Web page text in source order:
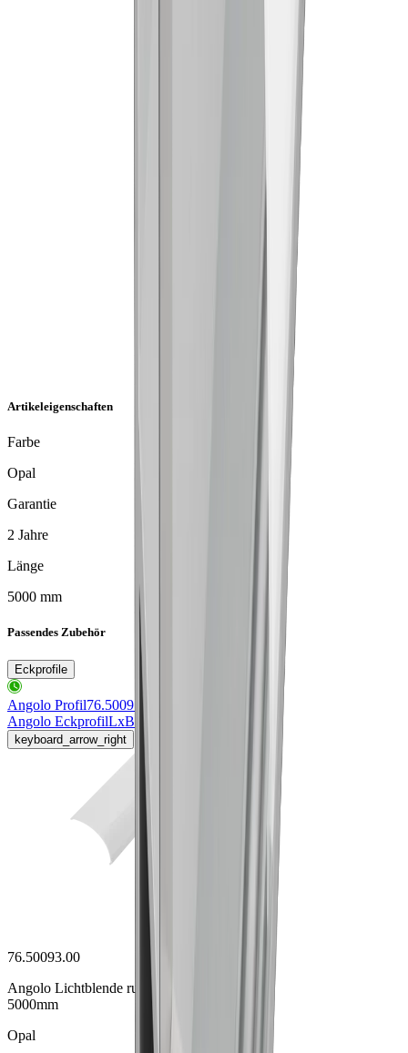
Artikeleigenschaften
Farbe
Opal
Garantie
2 Jahre
Länge
5000 mm
Passendes Zubehör
Eckprofile
Angolo Profil76.50091.50
Angolo EckprofilLxBxH 5000x30x30mm
keyboard_arrow_right
76.50093.00
Angolo Lichtblende rund opal
5000mm
Opal